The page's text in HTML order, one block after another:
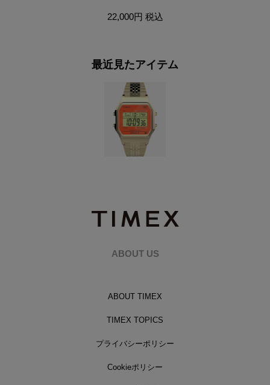
22,000円 税込
最近見たアイテム
ABOUT US
ABOUT TIMEX
TIMEX TOPICS
プライバシーポリシー
Cookieポリシー